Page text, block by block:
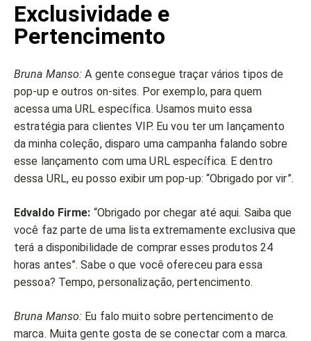
Exclusividade e
Pertencimento
Bruna Manso: A gente consegue traçar vários tipos de
pop-up e outros on-sites. Por exemplo, para quem
acessa uma URL específica. Usamos muito essa
estratégia para clientes VIP. Eu vou ter um lançamento
da minha coleção, disparo uma campanha falando sobre
esse lançamento com uma URL específica. E dentro
dessa URL, eu posso exibir um pop-up: “Obrigado por vir”.
Edvaldo Firme: “Obrigado por chegar até aqui. Saiba que
você faz parte de uma lista extremamente exclusiva que
terá a disponibilidade de comprar esses produtos 24
horas antes”. Sabe o que você ofereceu para essa
pessoa? Tempo, personalização, pertencimento.
Bruna Manso: Eu falo muito sobre pertencimento de
marca. Muita gente gosta de se conectar com a marca.